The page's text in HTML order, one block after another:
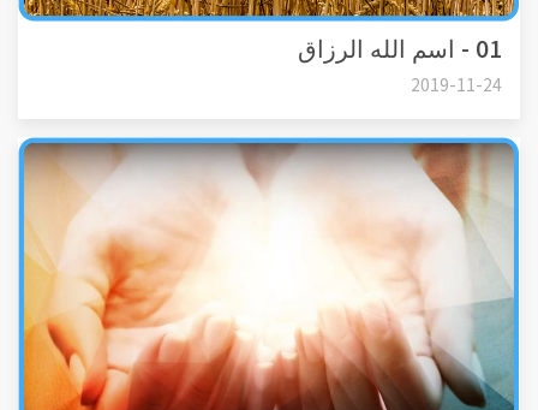
01 - اسم الله الرزاق
2019-11-24